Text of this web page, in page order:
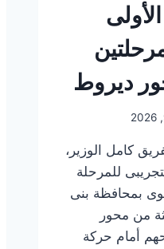
ديروط
كامل الوزير،
للمرحلة
بمحافظة بنى
من محور
أمام حركة